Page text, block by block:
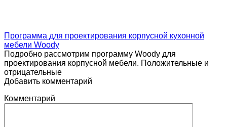
Программа для проектирования корпусной кухонной
мебели Woody
Подробно рассмотрим программу Woody для
проектирования корпусной мебели. Положительные и
отрицательные
Добавить комментарий
Комментарий